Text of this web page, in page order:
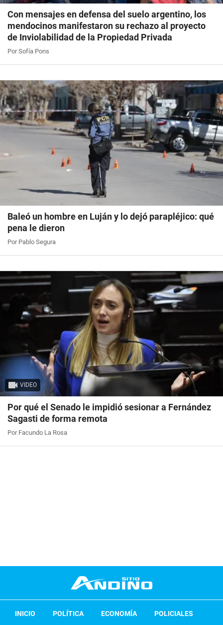
Con mensajes en defensa del suelo argentino, los
mendocinos manifestaron su rechazo al proyecto
de Inviolabilidad de la Propiedad Privada
Por Sofía Pons
Baleó un hombre en Luján y lo dejó parapléjico: qué
pena le dieron
Por Pablo Segura
VIDEO
Por qué el Senado le impidió sesionar a Fernández
Sagasti de forma remota
Por Facundo La Rosa
INICIO POLÍTICA ECONOMÍA
POLICIALES